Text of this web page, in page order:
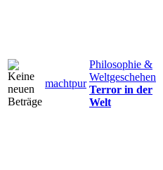
machtpur
Philosophie &
Weltgeschehen
Terror in der
Welt